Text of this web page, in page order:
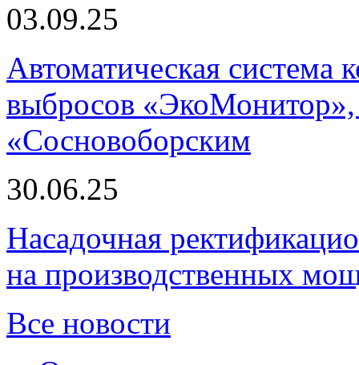
03.09.25
Автоматическая
выбросов «ЭкоМонитор»,
«Сосновоборским
30.06.25
Насадочная
на производственных
Все новости